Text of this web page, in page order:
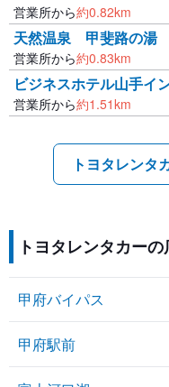
営業所から約0.82km
天然温泉 甲斐路の湯
営業所から約0.83km
ビジネスホテル山手イ
営業所から約1.51km
トヨタレンタ
トヨタレンタカー
甲府バイパス
甲府駅前